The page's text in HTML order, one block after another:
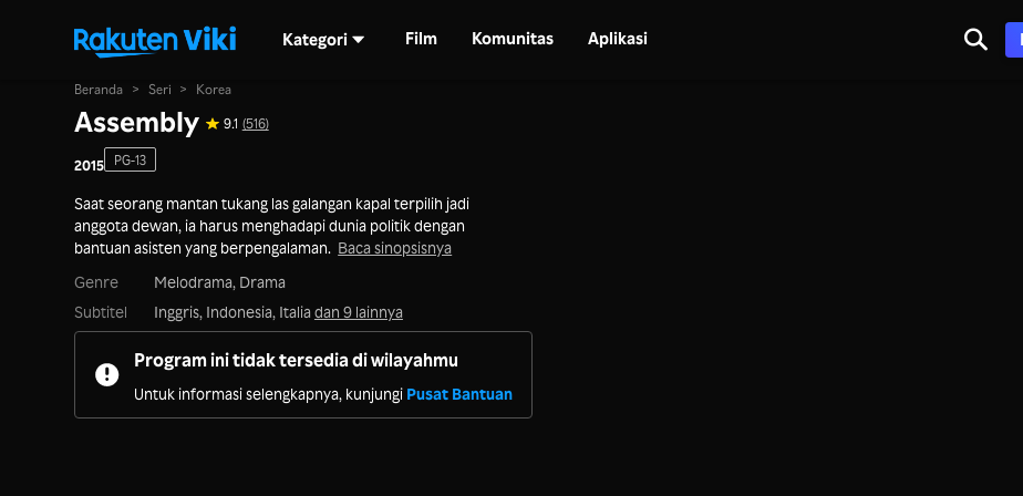
Kategori Film Komunitas Aplikasi
Beranda > Seri > Korea
Assembly 9.1 (516)
2015 PG-13
Saat seorang mantan tukang las galangan kapal terpilih jadi
anggota dewan, ia harus menghadapi dunia politik dengan
bantuan asisten yang berpengalaman. Baca sinopsisnya
Genre
Melodrama, Drama
Subtitel
Inggris, Indonesia, Italiadan 9 lainnya
Program ini tidak tersedia di wilayahmu
Untuk informasi selengkapnya, kunjungi Pusat Bantuan